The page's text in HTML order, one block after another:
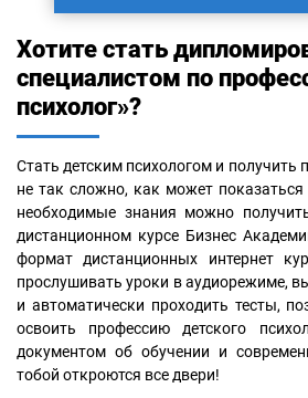
Хотите стать
специалистом по
психолог»?
Стать детским психологом и получить
не так сложно, как может
необходимые знания можно
дистанционном курсе Бизнес
формат дистанционных интернет
прослушивать уроки в аудиорежиме,
и автоматически проходить тесты,
освоить профессию детского
документом об обучении и
тобой откроются все двери!